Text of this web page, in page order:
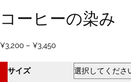
コーヒーの染
¥3,200 – ¥3,450価
¥3,200
サイズ